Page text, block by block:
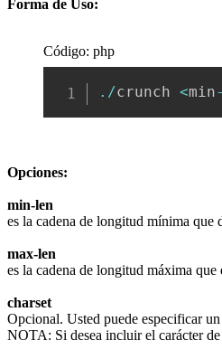
Forma de Uso:
Código: php
. /crunch <min-
Opciones:
min-len
es la cadena de longitud mínima que
max-len
es la cadena de longitud máxima
charset
Opcional. Usted puede especificar
NOTA: Si desea incluir el carácter